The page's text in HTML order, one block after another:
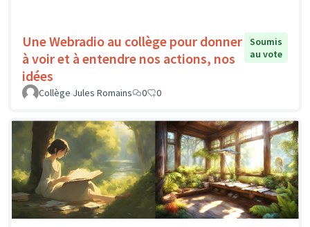
Une Webradio au collège pour donner
à voir et à entendre nos actions, nos
idées
Soumis
au vote
Collège Jules Romains 0 0